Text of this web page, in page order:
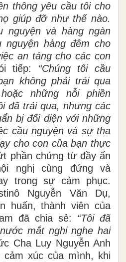
thông yêu cầu tôi cho
giúp đỡ như thế nào.
nguyện và hàng ngàn
nguyện hàng đêm cho
an táng cho các con
tiếp: “Chúng tôi cầu
không phải trải qua
những nỗi phiền
đã trải qua, nhưng các
bị đối diện với những
cầu nguyện và sự tha
cho con của bạn thực
phần chứng từ đầy ấn
nghị cùng đứng và
trong sự cảm phục.
Nguyễn Văn Dụ,
huấn, thành viên của
đã chia sẻ: “Tôi đã
mắt nghi nghe hai
Cha Luy Nguyễn Anh
cảm xúc của mình, khi